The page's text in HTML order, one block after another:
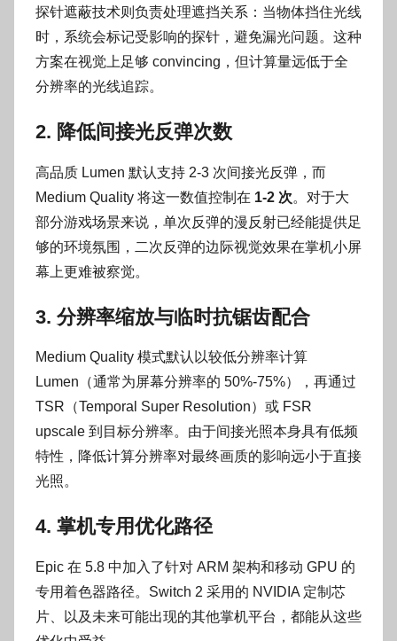
探针遮蔽技术则负责处理遮挡关系：当物体挡住光线
时，系统会标记受影响的探针，避免漏光问题。这种
方案在视觉上足够 convincing，但计算量远低于全
分辨率的光线追踪。
2. 降低间接光反弹次数
高品质 Lumen 默认支持 2-3 次间接光反弹，而
Medium Quality 将这一数值控制在 1-2 次。对于大
部分游戏场景来说，单次反弹的漫反射已经能提供足
够的环境氛围，二次反弹的边际视觉效果在掌机小屏
幕上更难被察觉。
3. 分辨率缩放与临时抗锯齿配合
Medium Quality 模式默认以较低分辨率计算
Lumen（通常为屏幕分辨率的 50%-75%），再通过
TSR（Temporal Super Resolution）或 FSR
upscale 到目标分辨率。由于间接光照本身具有低频
特性，降低计算分辨率对最终画质的影响远小于直接
光照。
4. 掌机专用优化路径
Epic 在 5.8 中加入了针对 ARM 架构和移动 GPU 的
专用着色器路径。Switch 2 采用的 NVIDIA 定制芯
片、以及未来可能出现的其他掌机平台，都能从这些